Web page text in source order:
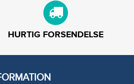
HURTIG FORSENDELSE